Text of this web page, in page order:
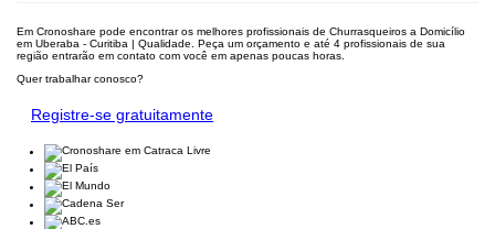
Em Cronoshare pode encontrar os melhores profissionais de Churrasqueiros a Domicílio
em Uberaba - Curitiba | Qualidade. Peça um orçamento e até 4 profissionais de sua
região entrarão em contato com você em apenas poucas horas.
Quer trabalhar conosco?
Registre-se gratuitamente